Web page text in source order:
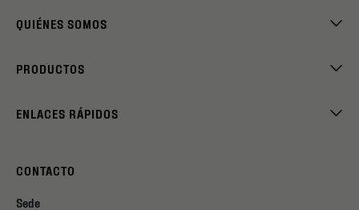
QUIÉNES SOMOS
PRODUCTOS
ENLACES RÁPIDOS
CONTACTO
Sede